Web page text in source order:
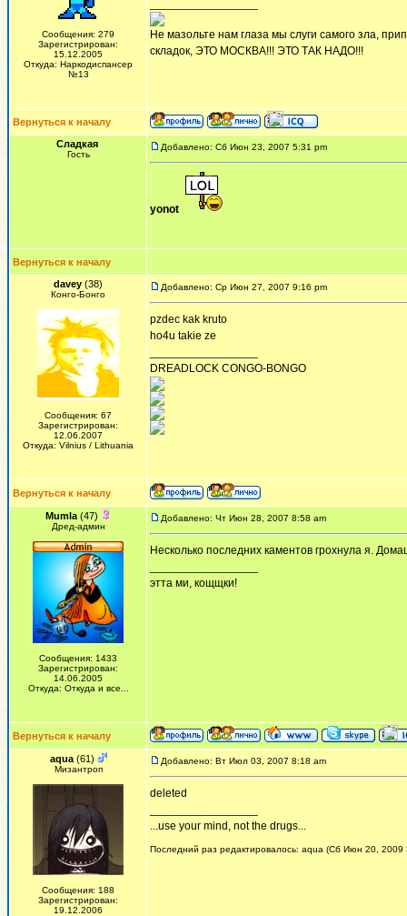
Сообщения: 279
Зарегистрирован:
15.12.2005
Откуда: Наркодиспансер
№13
Не мазольте нам глаза мы слуги самого зла,
складок, ЭТО МОСКВА!!! ЭТО ТАК НАДО!!!
Вернуться к началу
Сладкая
Гость
Добавлено: Сб Июн 23, 2007 5:31 pm
yonot
Вернуться к началу
davey (38)
Конго-Бонго
Сообщения: 67
Зарегистрирован:
12.06.2007
Откуда: Vilnius / Lithuania
Добавлено: Ср Июн 27, 2007 9:16 pm
pzdec kak kruto
ho4u takie ze
DREADLOCK CONGO-BONGO
Вернуться к началу
Mumla (47)
Дред-админ
Сообщения: 1433
Зарегистрирован:
14.06.2005
Откуда: Откуда и все...
Добавлено: Чт Июн 28, 2007 8:58 am
Несколько последних каментов грохнула я.
этта ми, кощщки!
Вернуться к началу
aqua(61)
Мизантроп
Сообщения: 188
Зарегистрирован:
19.12.2006
Добавлено: Вт Июл 03, 2007 8:18 am
deleted
...use your mind, not the drugs...
Последний раз редактировалось: aqua (Сб Июн 20, 2009